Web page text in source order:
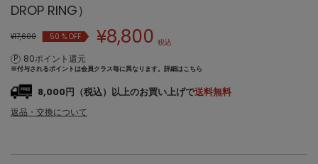
DROP RING）
¥17,600 50% OFF ¥8,800 税込
80ポイント還元
※付与されるポイントは会員クラス毎に異なります。 詳細はこちら
8,000円（税込）以上のお買い上げで送料無料
返品・交換について